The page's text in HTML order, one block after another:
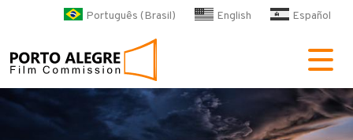
Pular para o conteúdo
Português (Brasil) English Español
POA Film Commission